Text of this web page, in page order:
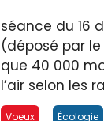
séance du 16
(déposé par
que 40 000
l’air selon les
Voeux Écologie